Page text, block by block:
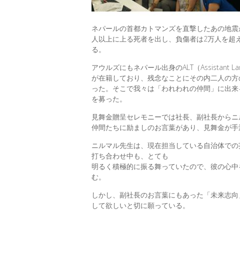
ネパールの首都カトマンズを直撃したあの地
人以上に上る死者を出し、負傷者は2万人を超
る。
アウルズにもネパール出身のALT（Assistant
が在籍しており、残念なことにその内二人の
った。そこで我々は「われわれの仲間」に出
を募った。
見舞金贈呈セレモニーでは社長、副社長から
仲間たちに励ましのお言葉があり、見舞金が手
ニルマル先生は、現在担当している自治体で
打ち合わせ中も、とても
明るく積極的に振る舞っていたので、彼の心
む。
しかし、副社長のお言葉にもあった「未来志
して欲しいと切に願っている。